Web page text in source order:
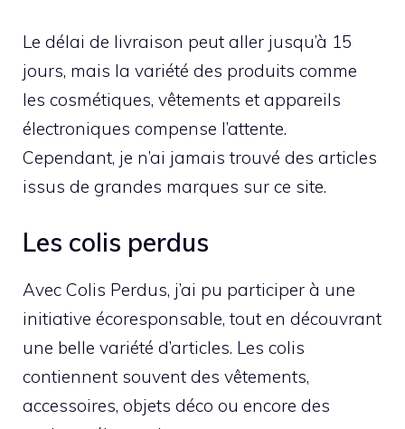
Le délai de livraison peut aller jusqu’à 15
jours, mais la variété des produits comme
les cosmétiques, vêtements et appareils
électroniques compense l’attente.
Cependant, je n’ai jamais trouvé des articles
issus de grandes marques sur ce site.
Les colis perdus
Avec Colis Perdus, j’ai pu participer à une
initiative écoresponsable, tout en découvrant
une belle variété d’articles. Les colis
contiennent souvent des vêtements,
accessoires, objets déco ou encore des